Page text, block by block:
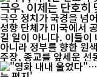
극우, 이제는 단호히
극우 정치가 국경을 넘
성향 단체가 미국에서
길 일이 아니다. 이들이
아니라 정부를 향한 원
주장, 종교를 앞세운